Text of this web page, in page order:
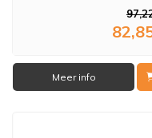
Meer info